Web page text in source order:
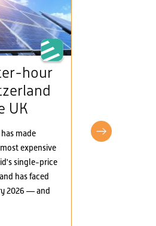
hour
UK
made
expensive
single-price
has faced
2026 — and